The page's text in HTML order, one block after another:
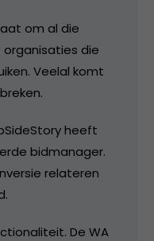
om al die
die
Veelal komt
heeft
bidmanager.
relateren
De WA